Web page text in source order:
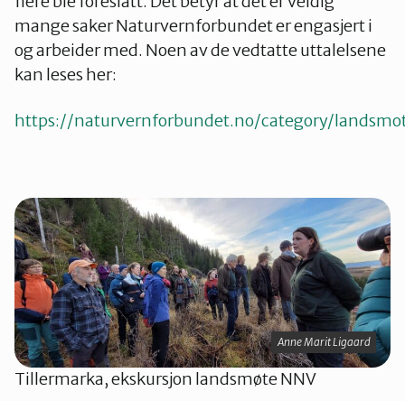
mange saker Naturvernforbundet er engasjert i
og arbeider med. Noen av de vedtatte uttalelsene
kan leses her:
https://naturvernforbundet.no/category/
Anne Marit Ligaard
Tillermarka, ekskursjon landsmøte NNV